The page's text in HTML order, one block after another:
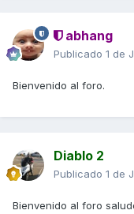
abhang
Publicado 1 de
Bienvenido al foro.
Diablo 2
Publicado 1 de
Bienvenido al foro